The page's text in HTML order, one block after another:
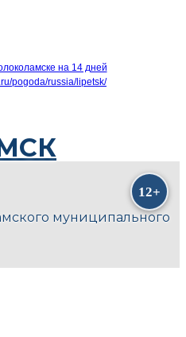
на 14 дней
pogoda/russia/lipetsk/
муниципального